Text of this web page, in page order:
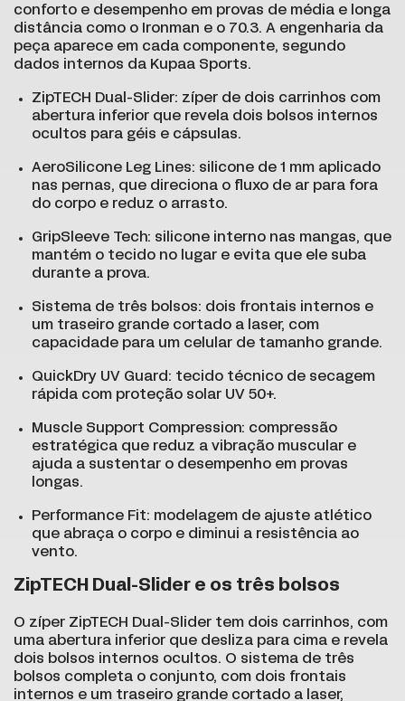
conforto e desempenho em provas de média e longa
distância como o Ironman e o 70.3. A engenharia da
peça aparece em cada componente, segundo
dados internos da Kupaa Sports.
ZipTECH Dual-Slider: zíper de dois carrinhos com
abertura inferior que revela dois bolsos internos
ocultos para géis e cápsulas.
AeroSilicone Leg Lines: silicone de 1 mm aplicado
nas pernas, que direciona o fluxo de ar para fora
do corpo e reduz o arrasto.
GripSleeve Tech: silicone interno nas mangas, que
mantém o tecido no lugar e evita que ele suba
durante a prova.
Sistema de três bolsos: dois frontais internos e
um traseiro grande cortado a laser, com
capacidade para um celular de tamanho grande.
QuickDry UV Guard: tecido técnico de secagem
rápida com proteção solar UV 50+.
Muscle Support Compression: compressão
estratégica que reduz a vibração muscular e
ajuda a sustentar o desempenho em provas
longas.
Performance Fit: modelagem de ajuste atlético
que abraça o corpo e diminui a resistência ao
vento.
ZipTECH Dual-Slider e os três bolsos
O zíper ZipTECH Dual-Slider tem dois carrinhos, com
uma abertura inferior que desliza para cima e revela
dois bolsos internos ocultos. O sistema de três
bolsos completa o conjunto, com dois frontais
internos e um traseiro grande cortado a laser,